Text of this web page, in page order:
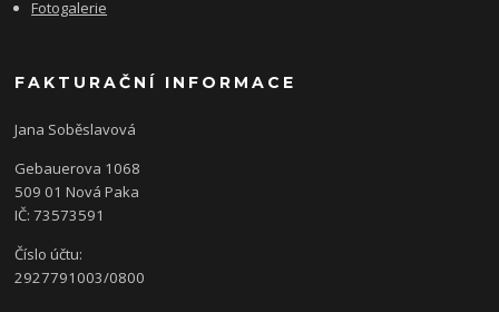
Fotogalerie
FAKTURAČNÍ INFORMACE
Jana Soběslavová
Gebauerova 1068
509 01 Nová Paka
IČ: 73573591
Číslo účtu:
2927791003/0800